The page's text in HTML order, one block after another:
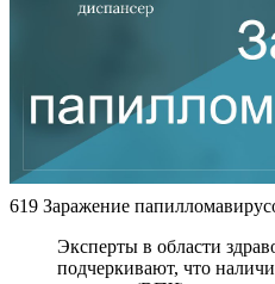
619 Заражение
Эксперты в области
подчеркивают, что